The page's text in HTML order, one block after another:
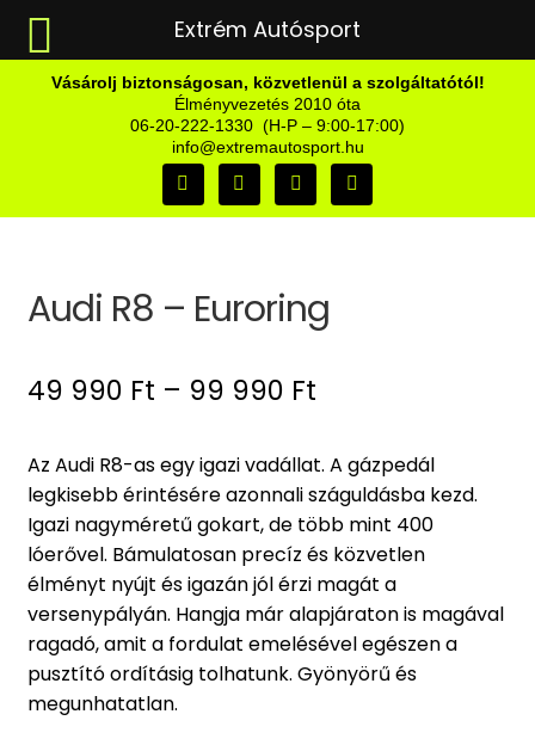
Vásárolj biztonságosan, közvetlenül a szolgáltatótól!
Élményvezetés 2010 óta
06-20-222-1330 (H-P – 9:00-17:00)
info@extremautosport.hu
Audi R8 – Euroring
49 990 Ft – 99 990 Ft
Az Audi R8-as egy igazi vadállat. A gázpedál
legkisebb érintésére azonnali száguldásba kezd.
Igazi nagyméretű gokart, de több mint 400
lóerővel. Bámulatosan precíz és közvetlen
élményt nyújt és igazán jól érzi magát a
versenypályán. Hangja már alapjáraton is magával
ragadó, amit a fordulat emelésével egészen a
pusztító ordításig tolhatunk. Gyönyörű és
megunhatatlan.
Extrém Autósport